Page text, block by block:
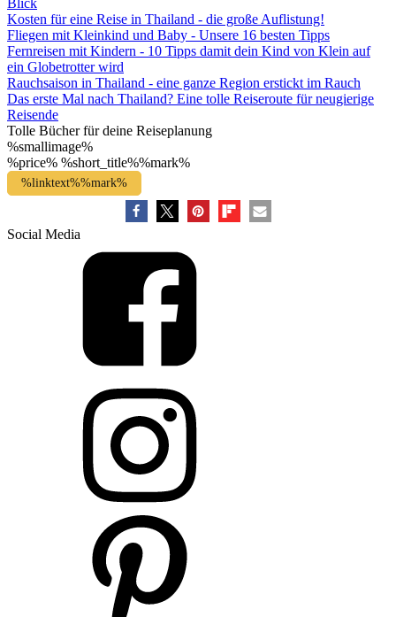
Blick
Kosten für eine Reise in Thailand - die große Auflistung!
Fliegen mit Kleinkind und Baby - Unsere 16 besten Tipps
Fernreisen mit Kindern - 10 Tipps damit dein Kind von Klein auf
ein Globetrotter wird
Rauchsaison in Thailand - eine ganze Region erstickt im Rauch
Das erste Mal nach Thailand? Eine tolle Reiseroute für neugierige
Reisende
Tolle Bücher für deine Reiseplanung
%smallimage%
%price% %short_title%%mark%
%linktext%%mark%
Social Media